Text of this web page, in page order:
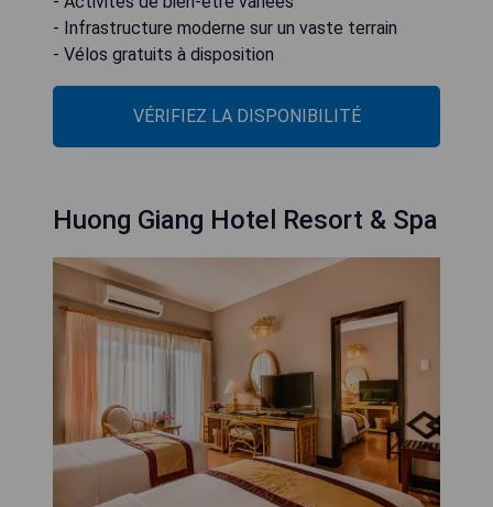
- Infrastructure moderne sur un vaste terrain
- Vélos gratuits à disposition
VÉRIFIEZ LA DISPONIBILITÉ
Huong Giang Hotel Resort & Spa